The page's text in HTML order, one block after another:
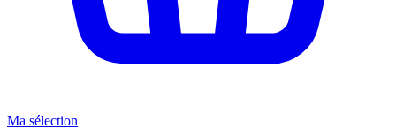
Ma sélection